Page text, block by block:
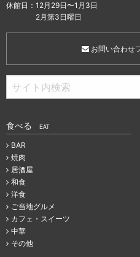
休館日：12月29日〜1月3日
2月第3日曜日
お問い合わせ
食べる EAT
BAR
焼肉
居酒屋
和食
洋食
ご当地グルメ
カフェ・スイーツ
中華
その他